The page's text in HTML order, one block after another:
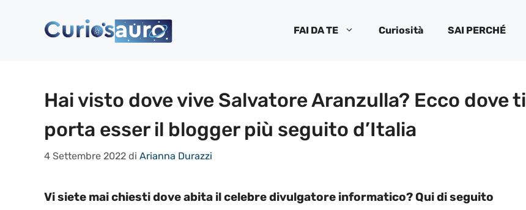
FAI DA TE Curiosità SAI PERCHÉ
Hai visto dove vive Salvatore Aranzulla? Ecco dove ti
porta esser il blogger più seguito d’Italia
4 Settembre 2022 di Arianna Durazzi
Vi siete mai chiesti dove abita il celebre divulgatore informatico? Qui di seguito